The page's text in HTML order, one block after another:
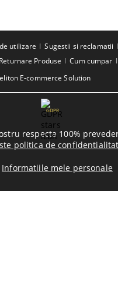
E-commerce Solution
utilizare
Sugestii si reclamatii
Returnare Produse Cum cumpar
GDPR
respecta 100%
politica de
Informatiile mele personale